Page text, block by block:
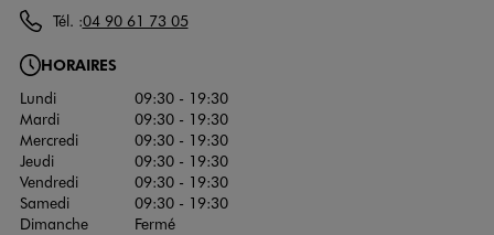
Tél. :04 90 61 73 05
HORAIRES
Lundi
09:30 - 19:30
Mardi
09:30 - 19:30
Mercredi
09:30 - 19:30
Jeudi
09:30 - 19:30
Vendredi
09:30 - 19:30
Samedi
09:30 - 19:30
Dimanche
Fermé